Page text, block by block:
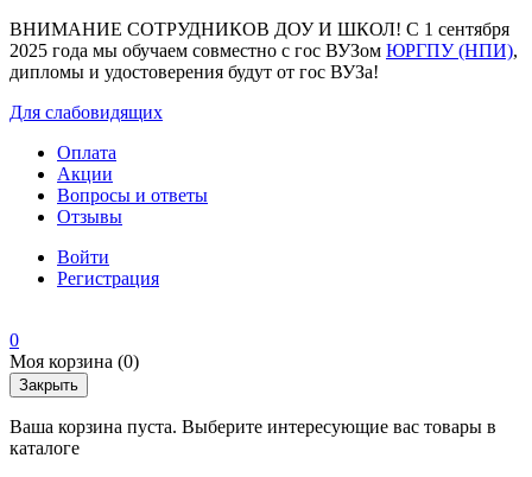
ВНИМАНИЕ СОТРУДНИКОВ ДОУ И ШКОЛ! С 1 сентября
2025 года мы обучаем совместно с гос ВУЗом ЮРГПУ (НПИ),
дипломы и удостоверения будут от гос ВУЗа!
Для слабовидящих
Оплата
Акции
Вопросы и ответы
Отзывы
Войти
Регистрация
0
Моя корзина (0)
Закрыть
Ваша корзина пуста. Выберите интересующие вас товары в
каталоге